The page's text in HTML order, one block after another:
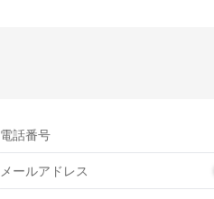
電話番号
メールアドレス